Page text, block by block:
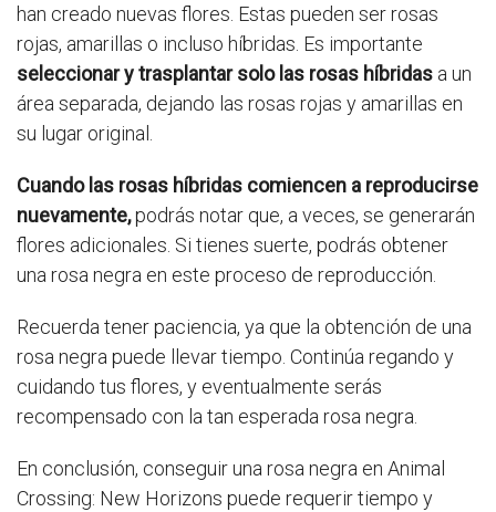
han creado nuevas flores. Estas pueden ser rosas
rojas, amarillas o incluso híbridas. Es importante
seleccionar y trasplantar solo las rosas híbridas a un
área separada, dejando las rosas rojas y amarillas en
su lugar original.
Cuando las rosas híbridas comiencen a reproducirse
nuevamente,podrás notar que, a veces, se generarán
flores adicionales. Si tienes suerte, podrás obtener
una rosa negra en este proceso de reproducción.
Recuerda tener paciencia, ya que la obtención de una
rosa negra puede llevar tiempo. Continúa regando y
cuidando tus flores, y eventualmente serás
recompensado con la tan esperada rosa negra.
En conclusión, conseguir una rosa negra en Animal
Crossing: New Horizons puede requerir tiempo y